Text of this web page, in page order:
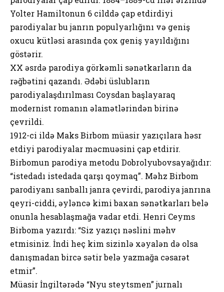
Yolter Hamiltonun 6 cilddə çap etdirdiyi
parodiyalar bu janrın populyarlığını və geniş
oxucu kütləsi arasında çox geniş yayıldığını
göstərir.
XX əsrdə parodiya görkəmli sənətkarların da
rəğbətini qazandı. Ədəbi üslubların
parodiyalaşdırılması Coysdan başlayaraq
modernist romanın əlamətlərindən birinə
çevrildi.
1912-ci ildə Maks Birbom müasir yazıçılara həsr
etdiyi parodiyalar məcmuəsini çap etdirir.
Birbomun parodiya metodu Dobrolyubovsayağıdır:
“istedadı istedada qarşı qoymaq”. Məhz Birbom
parodiyanı sanballı janra çevirdi, parodiya janrına
qeyri-ciddi, əyləncə kimi baxan sənətkarları belə
onunla hesablaşmağa vadar etdi. Henri Ceyms
Birboma yazırdı: “Siz yazıçı nəslini məhv
etmisiniz. İndi heç kim sizinlə xəyalən də olsa
danışmadan bircə sətir belə yazmağa cəsarət
etmir”.
Müasir İngiltərədə “Nyu steytsmen” jurnalı